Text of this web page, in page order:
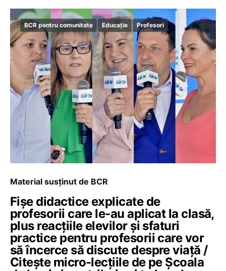
BCR pentru comunitate Educație Profesori
Material susținut de BCR
Fișe didactice explicate de
profesorii care le-au aplicat la clasă,
plus reacțiile elevilor și sfaturi
practice pentru profesorii care vor
să încerce să discute despre viață /
Citește micro-lecțiile de pe Școala